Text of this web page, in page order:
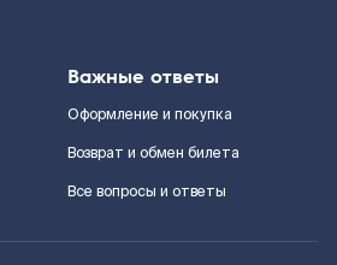
Важные ответы
Оформление и покупка
Возврат и обмен билета
Все вопросы и ответы